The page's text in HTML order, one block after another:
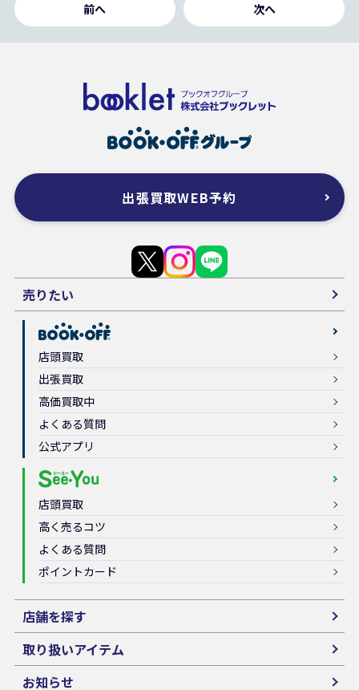
前へ 次へ
出張買取WEB予約
売りたい
店頭買取
出張買取
高価買取中
よくある質問
公式アプリ
店頭買取
高く売るコツ
よくある質問
ポイントカード
店舗を探す
取り扱いアイテム
お知らせ